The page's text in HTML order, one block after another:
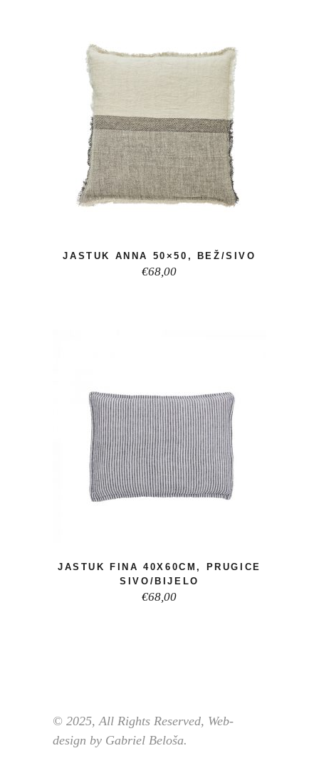
JASTUK ANNA 50×50, BEŽ/SIVO
€68,00
JASTUK FINA 40X60CM, PRUGICE
SIVO/BIJELO
€68,00
© 2025, All Rights Reserved, Web-
design by Gabriel Beloša.